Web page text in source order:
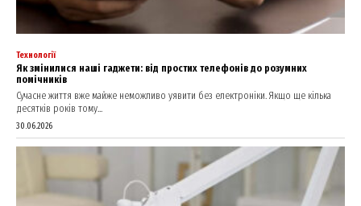
Технології
Як змінилися наші гаджети: від простих телефонів до розумних
помічників
Сучасне життя вже майже неможливо уявити без електроніки. Якщо ще кілька
десятків років тому...
30.06.2026